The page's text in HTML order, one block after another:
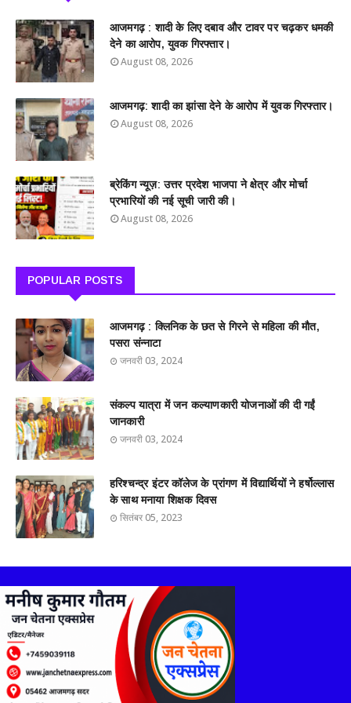
आजमगढ़ : शादी के लिए दबाव और टावर पर चढ़कर धमकी
देने का आरोप, युवक गिरफ्तार।
August 08, 2026
आजमगढ़: शादी का झांसा देने के आरोप में युवक गिरफ्तार।
August 08, 2026
ब्रेकिंग न्यूज़: उत्तर प्रदेश भाजपा ने क्षेत्र और मोर्चा
प्रभारियों की नई सूची जारी की।
August 08, 2026
POPULAR POSTS
आजमगढ़ : क्लिनिक के छत से गिरने से महिला की मौत,
पसरा संन्नाटा
जनवरी 03, 2024
संकल्प यात्रा में जन कल्याणकारी योजनाओं की दी गईं
जानकारी
जनवरी 03, 2024
हरिश्चन्द्र इंटर कॉलेज के प्रांगण में विद्यार्थियों ने हर्षोल्लास
के साथ मनाया शिक्षक दिवस
सितंबर 05, 2023